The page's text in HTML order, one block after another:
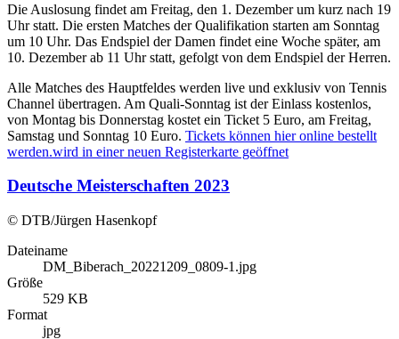
Die Auslosung findet am Freitag, den 1. Dezember um kurz nach 19
Uhr statt. Die ersten Matches der Qualifikation starten am Sonntag
um 10 Uhr. Das Endspiel der Damen findet eine Woche später, am
10. Dezember ab 11 Uhr statt, gefolgt von dem Endspiel der Herren.
Alle Matches des Hauptfeldes werden live und exklusiv von Tennis
Channel übertragen. Am Quali-Sonntag ist der Einlass kostenlos,
von Montag bis Donnerstag kostet ein Ticket 5 Euro, am Freitag,
Samstag und Sonntag 10 Euro. Tickets können hier online bestellt
werden.wird in einer neuen Registerkarte geöffnet
Deutsche Meisterschaften 2023
© DTB/Jürgen Hasenkopf
Dateiname
DM_Biberach_20221209_0809-1.jpg
Größe
529 KB
Format
jpg